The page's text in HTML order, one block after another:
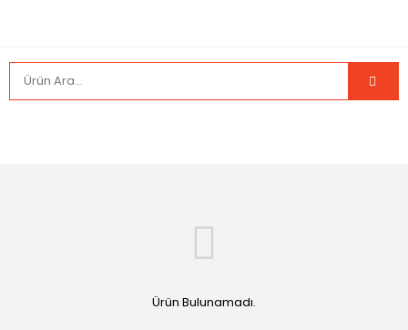
Ürün Bulunamadı.